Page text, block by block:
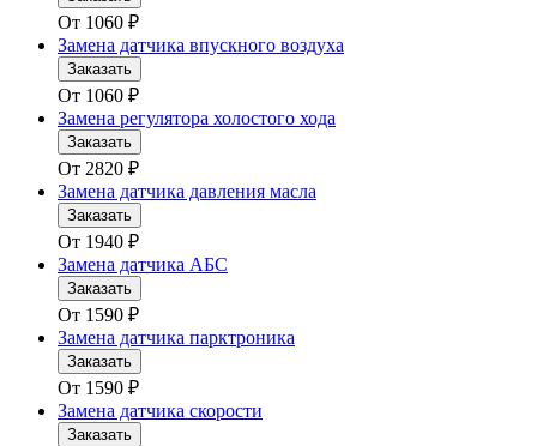
От 1060 ₽
Замена датчика впускного воздуха
Заказать
От 1060 ₽
Замена регулятора холостого хода
Заказать
От 2820 ₽
Замена датчика давления масла
Заказать
От 1940 ₽
Замена датчика АБС
Заказать
От 1590 ₽
Замена датчика парктроника
Заказать
От 1590 ₽
Замена датчика скорости
Заказать